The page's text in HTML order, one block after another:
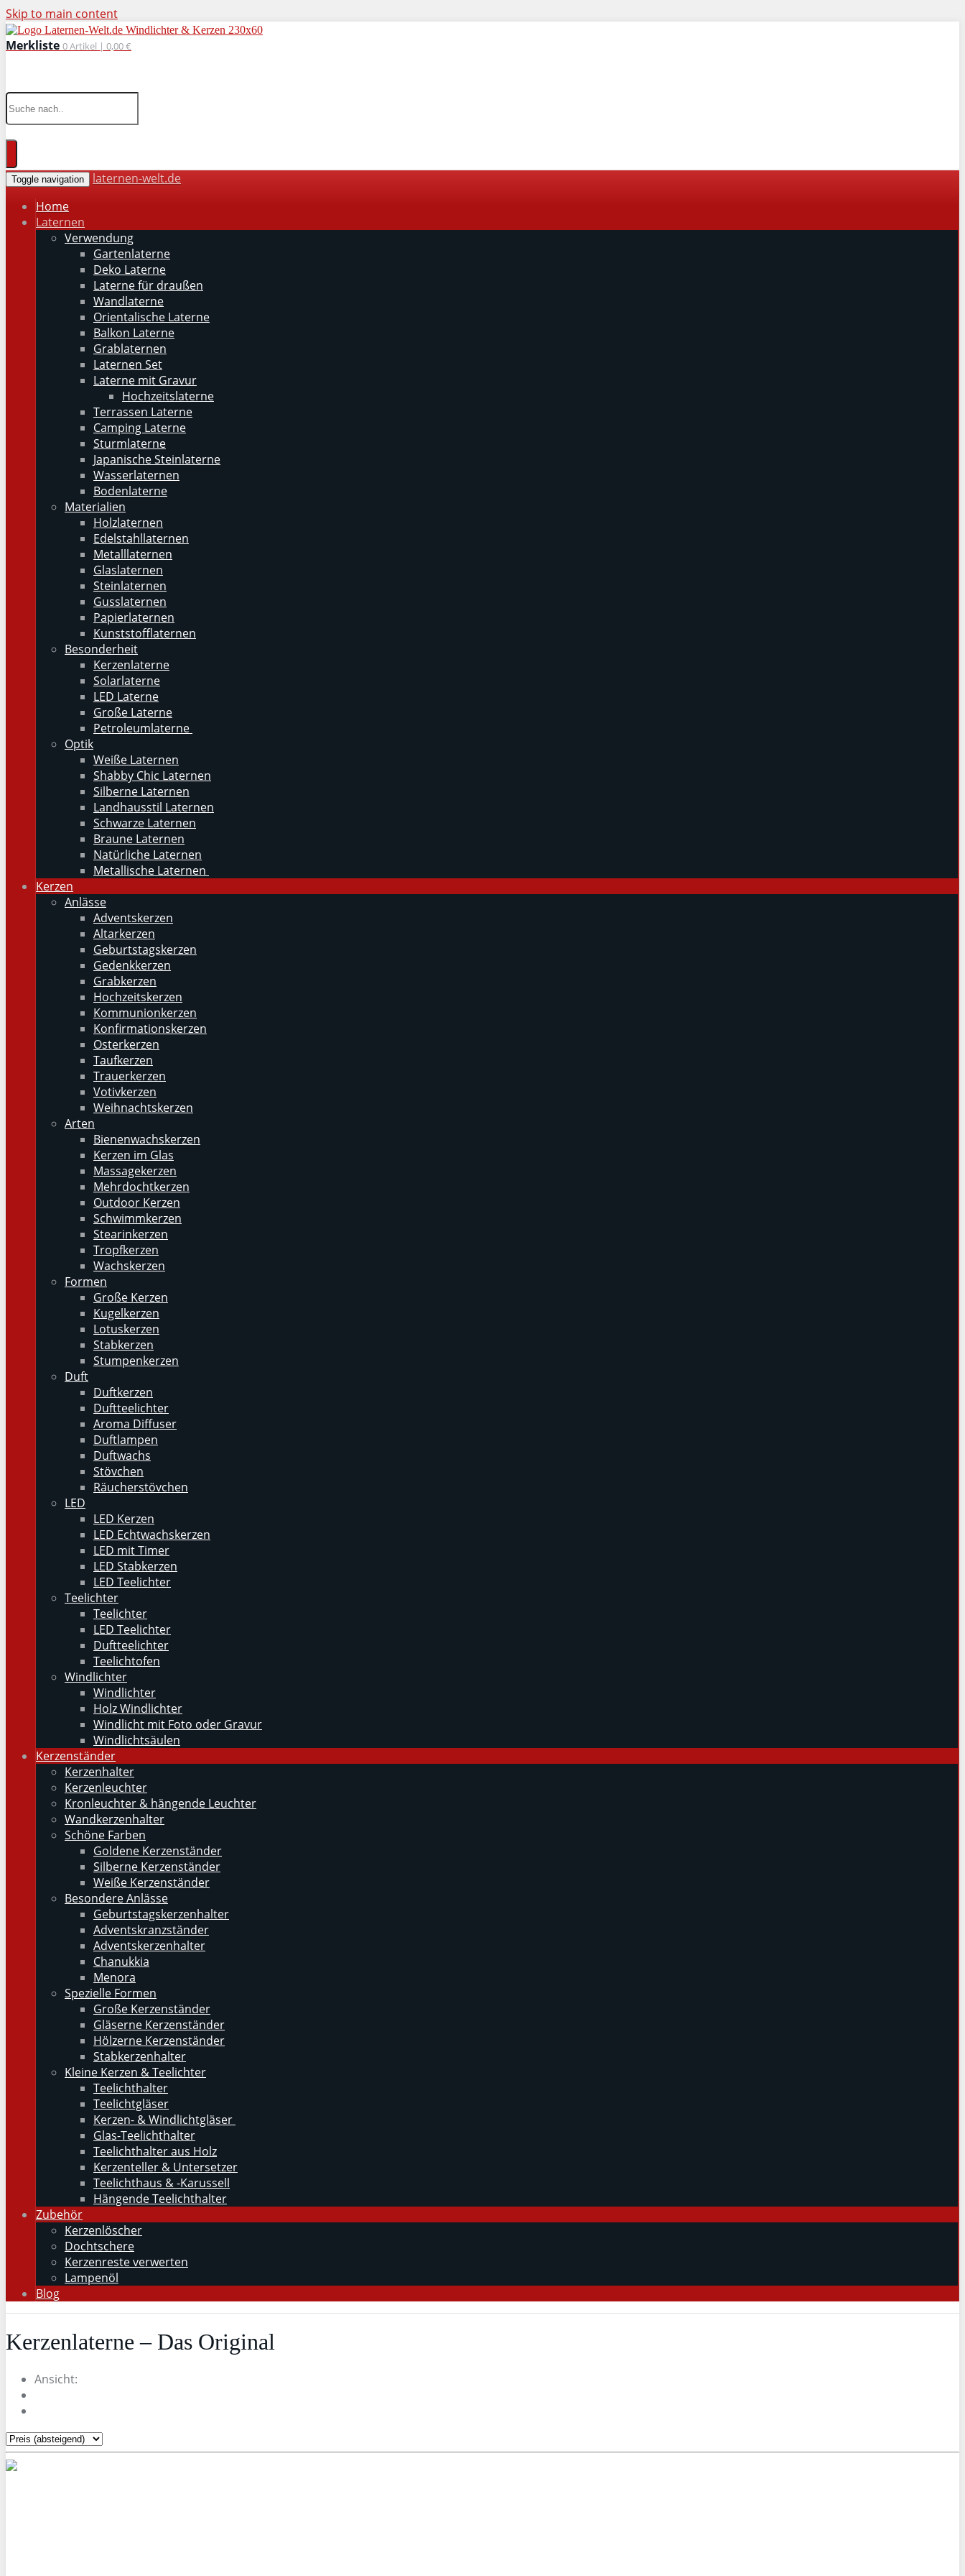
Skip to main content
Merkliste 0Artikel | 0,00 €
Toggle navigation
laternen-welt.de
Home
Laternen
Verwendung
Gartenlaterne
Deko Laterne
Laterne für draußen
Wandlaterne
Orientalische Laterne
Balkon Laterne
Grablaternen
Laternen Set
Laterne mit Gravur
Hochzeitslaterne
Terrassen Laterne
Camping Laterne
Sturmlaterne
Japanische Steinlaterne
Wasserlaternen
Bodenlaterne
Materialien
Holzlaternen
Edelstahllaternen
Metalllaternen
Glaslaternen
Steinlaternen
Gusslaternen
Papierlaternen
Kunststofflaternen
Besonderheit
Kerzenlaterne
Solarlaterne
LED Laterne
Große Laterne
Petroleumlaterne
Optik
Weiße Laternen
Shabby Chic Laternen
Silberne Laternen
Landhausstil Laternen
Schwarze Laternen
Braune Laternen
Natürliche Laternen
Metallische Laternen
Kerzen
Anlässe
Adventskerzen
Altarkerzen
Geburtstagskerzen
Gedenkkerzen
Grabkerzen
Hochzeitskerzen
Kommunionkerzen
Konfirmationskerzen
Osterkerzen
Taufkerzen
Trauerkerzen
Votivkerzen
Weihnachtskerzen
Arten
Bienenwachskerzen
Kerzen im Glas
Massagekerzen
Mehrdochtkerzen
Outdoor Kerzen
Schwimmkerzen
Stearinkerzen
Tropfkerzen
Wachskerzen
Formen
Große Kerzen
Kugelkerzen
Lotuskerzen
Stabkerzen
Stumpenkerzen
Duft
Duftkerzen
Duftteelichter
Aroma Diffuser
Duftlampen
Duftwachs
Stövchen
Räucherstövchen
LED
LED Kerzen
LED Echtwachskerzen
LED mit Timer
LED Stabkerzen
LED Teelichter
Teelichter
Teelichter
LED Teelichter
Duftteelichter
Teelichtofen
Windlichter
Windlichter
Holz Windlichter
Windlicht mit Foto oder Gravur
Windlichtsäulen
Kerzenständer
Kerzenhalter
Kerzenleuchter
Kronleuchter & hängende Leuchter
Wandkerzenhalter
Schöne Farben
Goldene Kerzenständer
Silberne Kerzenständer
Weiße Kerzenständer
Besondere Anlässe
Geburtstagskerzenhalter
Adventskranzständer
Adventskerzenhalter
Chanukkia
Menora
Spezielle Formen
Große Kerzenständer
Gläserne Kerzenständer
Hölzerne Kerzenständer
Stabkerzenhalter
Kleine Kerzen & Teelichter
Teelichthalter
Teelichtgläser
Kerzen- & Windlichtgläser
Glas-Teelichthalter
Teelichthalter aus Holz
Kerzenteller & Untersetzer
Teelichthaus & -Karussell
Hängende Teelichthalter
Zubehör
Kerzenlöscher
Dochtschere
Kerzenreste verwerten
Lampenöl
Blog
Kerzenlaterne – Das Original
Ansicht: